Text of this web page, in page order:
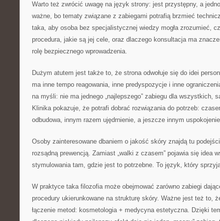
Warto też zwrócić uwagę na język strony: jest przystępny, a
ważne, bo tematy związane z zabiegami potrafią brzmieć
taka, aby osoba bez specjalistycznej wiedzy mogła zrozumieć,
procedura, jakie są jej cele, oraz dlaczego konsultacja ma
rolę bezpiecznego wprowadzenia.
Dużym atutem jest także to, że strona odwołuje się do idei
ma inne tempo reagowania, inne predyspozycje i inne
na myśli: nie ma jednego „najlepszego” zabiegu dla wszystkich,
Klinika pokazuje, że potrafi dobrać rozwiązania do potrzeb:
odbudowa, innym razem ujędrnienie, a jeszcze innym
Osoby zainteresowane dbaniem o jakość skóry znajdą tu
rozsądną prewencją. Zamiast „walki z czasem” pojawia się idea
stymulowania tam, gdzie jest to potrzebne. To język, który
W praktyce taka filozofia może obejmować zarówno zabiegi
procedury ukierunkowane na strukturę skóry. Ważne jest też to,
łączenie metod: kosmetologia + medycyna estetyczna. Dzięki